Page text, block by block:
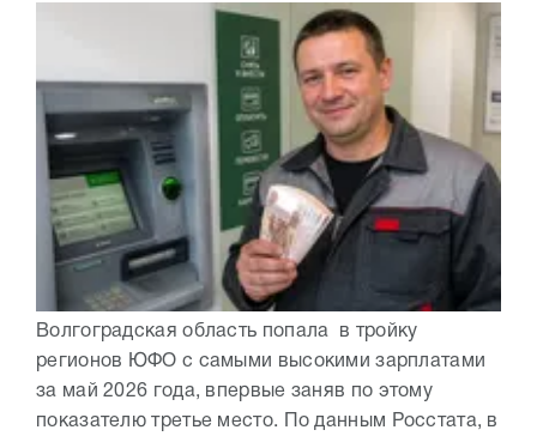
Волгоградская область попала в тройку
регионов ЮФО с самыми высокими зарплатами
за май 2026 года, впервые заняв по этому
показателю третье место. По данным Росстата, в